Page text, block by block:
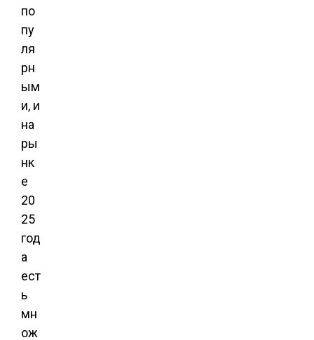
по
пу
ля
рн
ым
и, и
на
ры
нк
е
20
25
год
а
ест
ь
мн
ож